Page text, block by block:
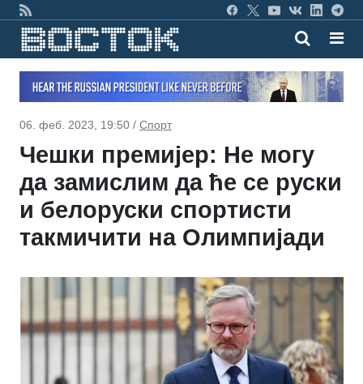
06. феб. 2023, 19:50 / Спорт
Чешки премијер: Не могу
да замислим да ће се руски
и белоруски спортисти
такмичити на Олимпијади